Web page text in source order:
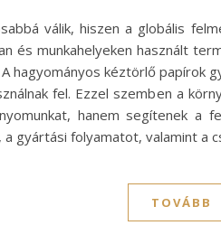
válik, hiszen a globális
és munkahelyeken használt
hagyományos kéztörlő papírok
fel. Ezzel szemben a
hanem segítenek
folyamatot, valamint a
TOVÁBB